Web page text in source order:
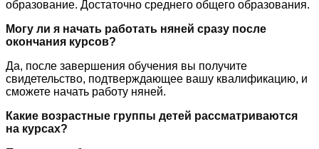
образование. Достаточно среднего общего образования.
Могу ли я начать работать няней сразу после
окончания курсов?
Да, после завершения обучения вы получите
свидетельство, подтверждающее вашу квалификацию, и
сможете начать работу няней.
Какие возрастные группы детей рассматриваются
на курсах?